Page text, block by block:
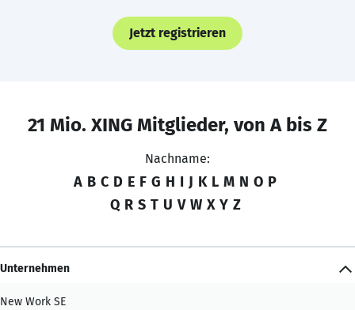
Jetzt registrieren
21 Mio. XING Mitglieder, von A bis Z
Nachname:
A B C D E F G H I J K L M N O P
Q R S T U V W X Y Z
Unternehmen
New Work SE